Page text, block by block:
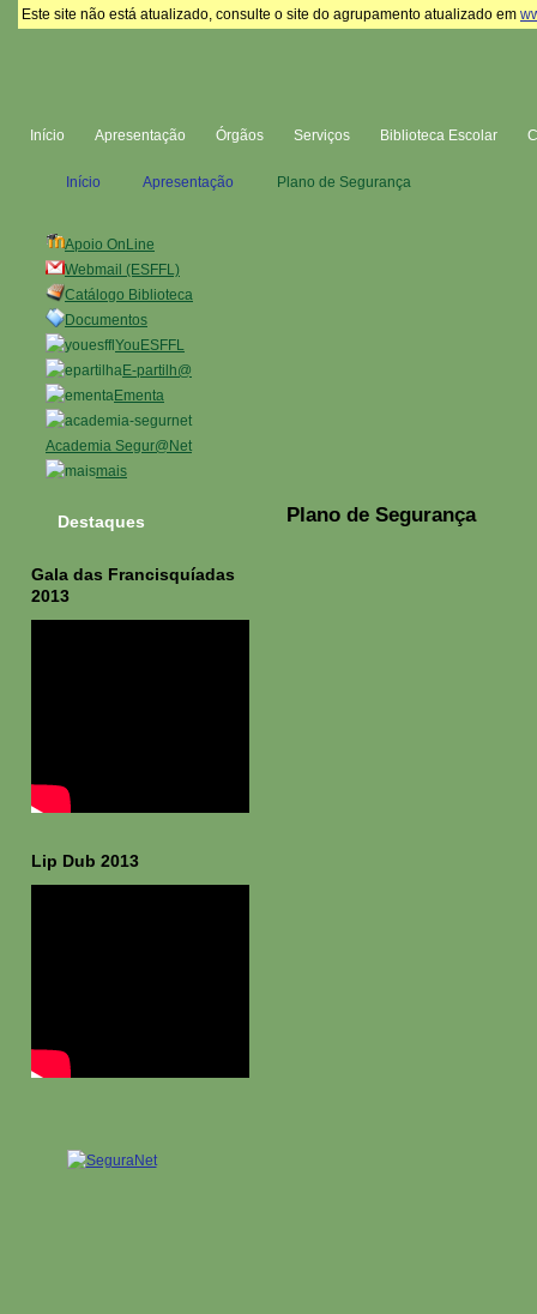
Este site não está atualizado, consulte o site do agrupamento atualizado em
Início Apresentação Órgãos Serviços Biblioteca Escolar
Apoio OnLine
Webmail (ESFFL)
Catálogo Biblioteca
Documentos
YouESFFL
E-partilh@
Ementa
Academia Segur@Net
mais
Início Apresentação Plano de Segurança
Plano de Segurança
Destaques
Gala das Francisquíadas
2013
Lip Dub 2013